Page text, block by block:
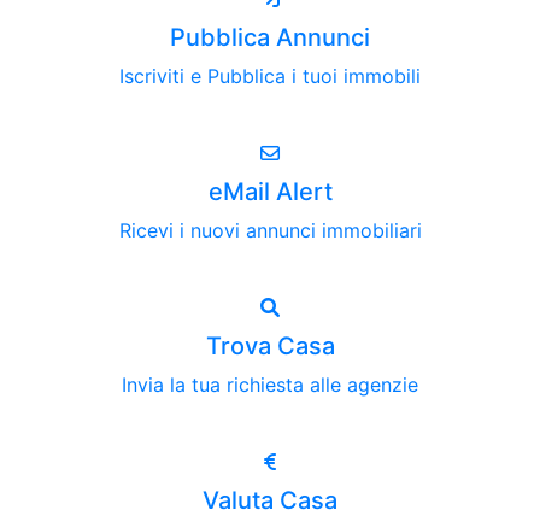
Pubblica Annunci
Iscriviti e Pubblica i tuoi immobili
eMail Alert
Ricevi i nuovi annunci immobiliari
Trova Casa
Invia la tua richiesta alle agenzie
Valuta Casa